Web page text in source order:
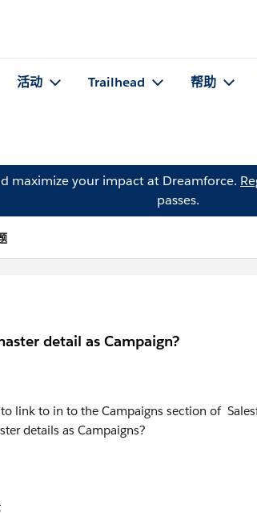
活动 Trailhead 帮助
maximize your impact at Dreamforce.
passes.
detail as Campaign?
link to in to the Campaigns section of
details as Campaigns?